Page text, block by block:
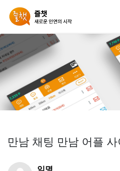
만남 채팅 만남 어플
익명